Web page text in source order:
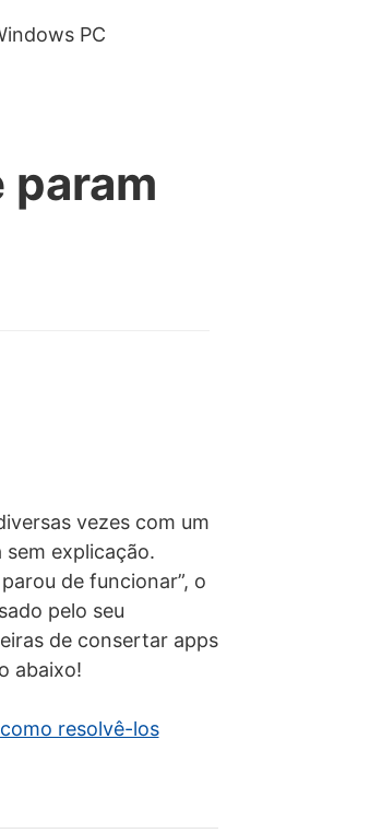
PC
param
vezes com um
explicação.
de funcionar”, o
pelo seu
de consertar apps
abaixo!
resolvê-los